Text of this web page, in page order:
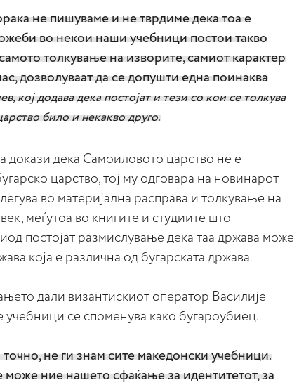
не пишуваме и не тврдиме дека тоа е
во некои наши учебници постои такво
толкување на изворите, самиот карактер
дозволуваат да се допушти една поинаква
кој додава дека постојат и тези со кои се толкува
било и некакво друго.
докази дека Самоиловото царство не е
царство, тој му одговара на новинарот
во материјална расправа и толкување на
меѓутоа во книгите и студиите што
постојат размислување дека таа држава може
која е различна од бугарската држава.
дали византискиот оператор Василије
учебници се споменува како бугароубиец.
не ги знам сите македонски учебници.
може ние нашето сфаќање за идентитетот, за